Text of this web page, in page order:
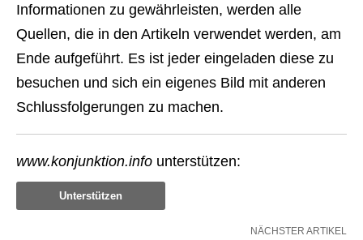
Informationen zu gewährleisten, werden alle
Quellen, die in den Artikeln verwendet werden, am
Ende aufgeführt. Es ist jeder eingeladen diese zu
besuchen und sich ein eigenes Bild mit anderen
Schlussfolgerungen zu machen.
www.konjunktion.info unterstützen:
Unterstützen
NÄCHSTER ARTIKEL